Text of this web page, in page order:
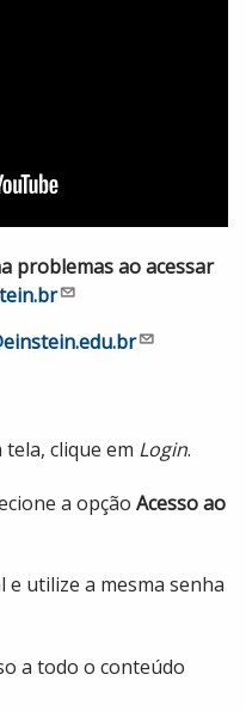
problemas ao acessar
clique em Login.
a opção Acesso ao
e utilize a mesma senha
a todo o conteúdo